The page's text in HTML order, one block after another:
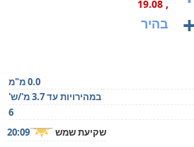
, 19.08
בהיר
0.0 מ"מ
במהירויות עד 3.7 מ'/ש'
6
שקיעת שמש 20:09